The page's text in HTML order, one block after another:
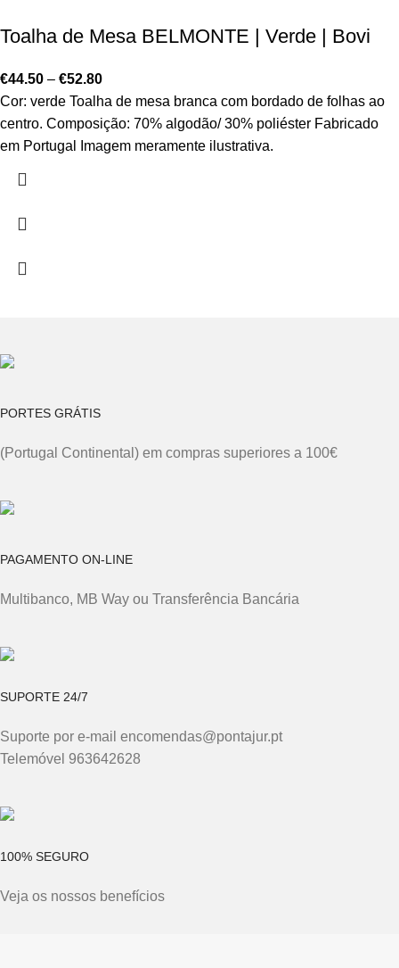
Toalha de Mesa BELMONTE | Verde | Bovi
€44.50 – €52.80
Cor: verde Toalha de mesa branca com bordado de folhas ao
centro. Composição: 70% algodão/ 30% poliéster Fabricado
em Portugal Imagem meramente ilustrativa.
PORTES GRÁTIS
(Portugal Continental) em compras superiores a 100€
PAGAMENTO ON-LINE
Multibanco, MB Way ou Transferência Bancária
SUPORTE 24/7
Suporte por e-mail encomendas@pontajur.pt
Telemóvel 963642628
100% SEGURO
Veja os nossos benefícios